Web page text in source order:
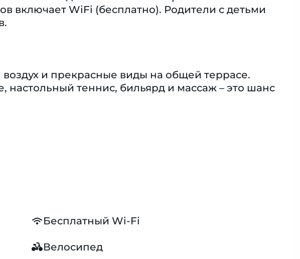
включает WiFi (бесплатно). Родители с детьми
и прекрасные виды на общей террасе.
настольный теннис, бильярд и массаж – это шанс
Бесплатный Wi-Fi
Велосипед